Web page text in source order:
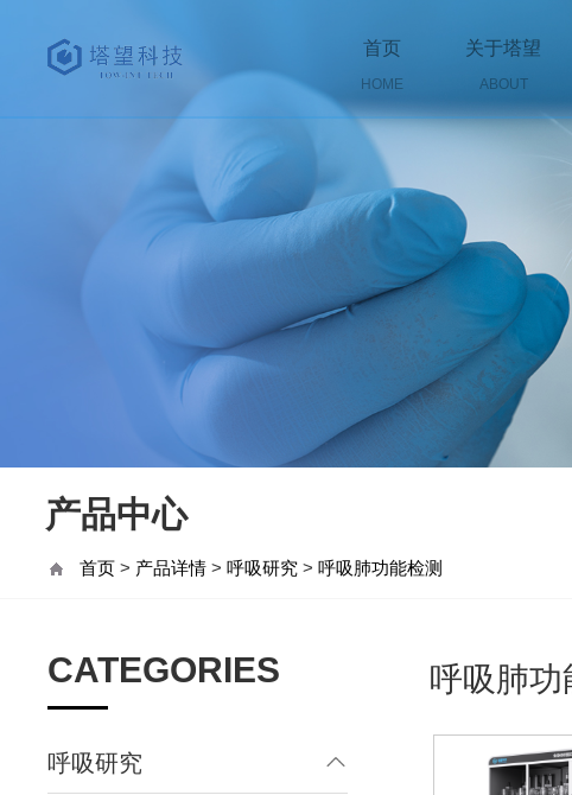
首页
HOME
关于塔望
ABOUT
产品中心
首页> 产品详情> 呼吸研究> 呼吸肺功能检测
CATEGORIES
呼吸研究
呼吸肺功